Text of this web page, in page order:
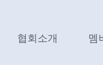
협회소개 멤